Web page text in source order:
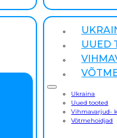
UUED
Ukraina
Uued tooted
Vihmavarjud-
Võtmehoidjad